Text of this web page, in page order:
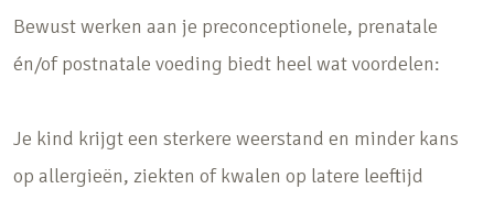
Bewust werken aan je preconceptionele, prenatale
én/of postnatale voeding biedt heel wat voordelen:
Je kind krijgt een sterkere weerstand en minder kans
op allergieën, ziekten of kwalen op latere leeftijd